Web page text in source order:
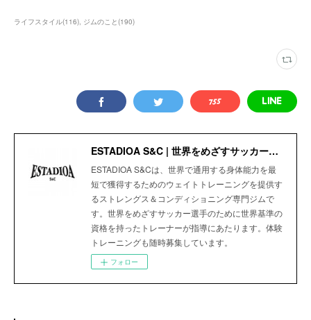
ライフスタイル(116) ジムのこと(190)
ESTADIOA S&C | 世界をめざすサッカー選手のためのStrength＆Conditioning Gym
ESTADIOA S&Cは、世界で通用する身体能力を最
短で獲得するためのウェイトトレーニングを提供す
るストレングス＆コンディショニング専門ジムで
す。世界をめざすサッカー選手のために世界基準の
資格を持ったトレーナーが指導にあたります。体験
トレーニングも随時募集しています。
フォロー